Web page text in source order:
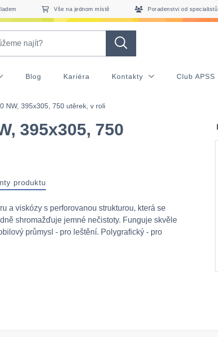
Vše na jednom místě Poradenstvi od specialistů
Blog Kariéra Kontakty Club APSS
NW, 395x305, 750 utěrek, v roli
395x305, 750
produktu
a viskózy s perforovanou strukturou, která se
shromažďuje jemné nečistoty. Funguje skvěle
průmysl - pro leštění. Polygrafický - pro